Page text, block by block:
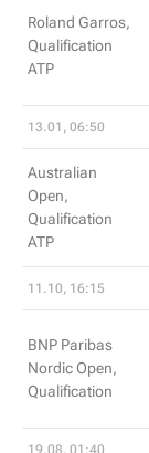
Roland Garros,
Qualification
ATP
13.01, 06:50
Australian
Open,
Qualification
ATP
11.10, 16:15
BNP Paribas
Nordic Open,
Qualification
19.08, 01:40